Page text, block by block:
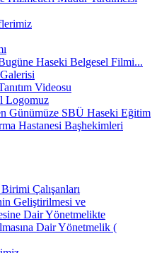
Haseki Belgesel Filmi...
Videosu
Logomuz
Günümüze SBÜ Haseki Eğitim
Hastanesi Başhekimleri
Çalışanları
Geliştirilmesi ve
Dair Yönetmelikte
Dair Yönetmelik (